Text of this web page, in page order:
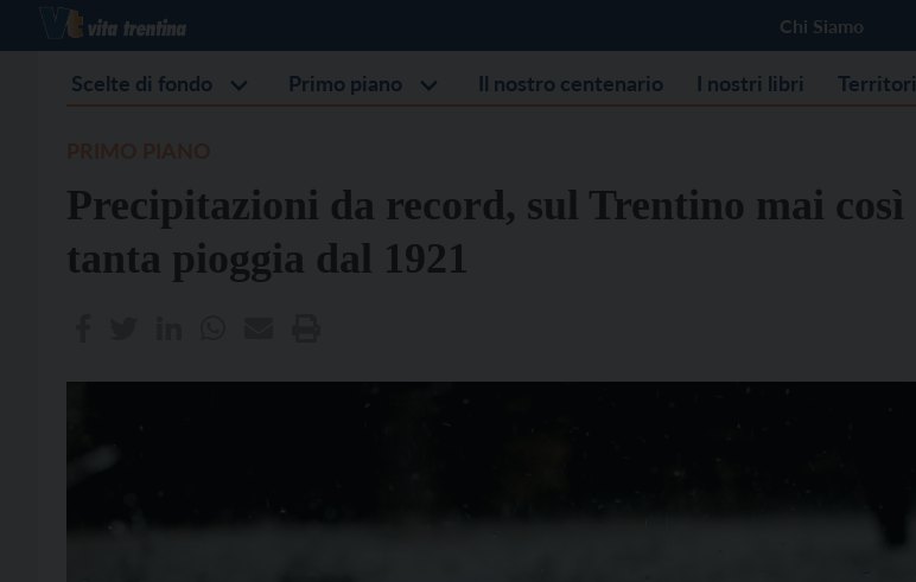
Chi Siamo
Scelte di fondo Primo piano Il nostro centenario I nostri libri Territori
Precipitazioni da record, sul Trentino mai così
tanta pioggia dal 1921